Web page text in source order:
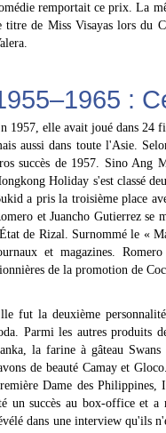
remportait ce prix. La
titre de Miss Visayas lors du
:
1957, elle avait joué dans 24
aussi dans toute l'Asie.
succès de 1957. Sino Ang
Holiday s'est classé
a pris la troisième place
et Juancho Gutierrez se
de Rizal. Surnommé le «
et magazines.
de la promotion de
fut la deuxième
Parmi les autres produits
la farine à gâteau
de beauté Camay et
Dame des
un succès au box-office et a
dans une interview qu'ils